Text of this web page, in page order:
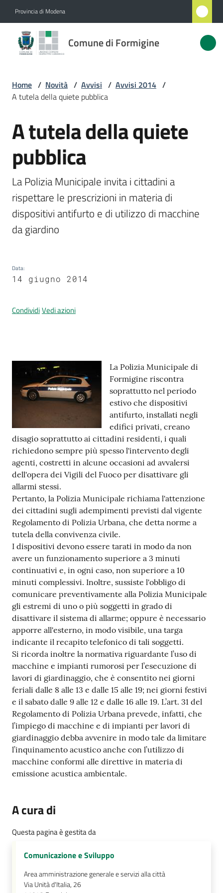
Provincia di Modena
Comune di Formigine
Comune
di
Novità
Servizi
Vivere
Formigine
Prenotazione
appuntamenti
l
t
o
Tutti
gli
argomenti...
Seguici
su
Home / Novità / Avvisi / Avvisi 2014 /
A tutela della quiete pubblica
Salta al contenuto
A tutela della quiete
pubblica
La Polizia Municipale invita i cittadini a
rispettare le prescrizioni in materia di
dispositivi antifurto e di utilizzo di macchine
da giardino
Data:
14 giugno 2014
CondividiVedi azioni
Contenuto
La Polizia Municipale di
Formigine riscontra
soprattutto nel periodo
estivo che dispositivi
antifurto, installati negli
edifici privati, creano
disagio soprattutto ai cittadini residenti, i quali
richiedono sempre più spesso l'intervento degli
agenti, costretti in alcune occasioni ad avvalersi
dell'opera dei Vigili del Fuoco per disattivare gli
allarmi stessi.
Pertanto, la Polizia Municipale richiama l'attenzione
dei cittadini sugli adempimenti previsti dal vigente
Regolamento di Polizia Urbana, che detta norme a
tutela della convivenza civile.
I dispositivi devono essere tarati in modo da non
avere un funzionamento superiore a 3 minuti
continuativi e, in ogni caso, non superiore a 10
minuti complessivi. Inoltre, sussiste l'obbligo di
comunicare preventivamente alla Polizia Municipale
gli estremi di uno o più soggetti in grado di
disattivare il sistema di allarme; oppure è necessario
apporre all'esterno, in modo visibile, una targa
indicante il recapito telefonico di tali soggetti.
Si ricorda inoltre la normativa riguardante l’uso di
macchine e impianti rumorosi per l’esecuzione di
lavori di giardinaggio, che è consentito nei giorni
feriali dalle 8 alle 13 e dalle 15 alle 19; nei giorni festivi
e il sabato dalle 9 alle 12 e dalle 16 alle 19. L’art. 31 del
Regolamento di Polizia Urbana prevede, infatti, che
l’impiego di macchine e di impianti per lavori di
giardinaggio debba avvenire in modo tale da limitare
l’inquinamento acustico anche con l’utilizzo di
macchine conformi alle direttive in materia di
emissione acustica ambientale.
A cura di
Questa pagina è gestita da
Comunicazione e Sviluppo
Area amministrazione generale e servizi alla città
Via Unità d'Italia, 26